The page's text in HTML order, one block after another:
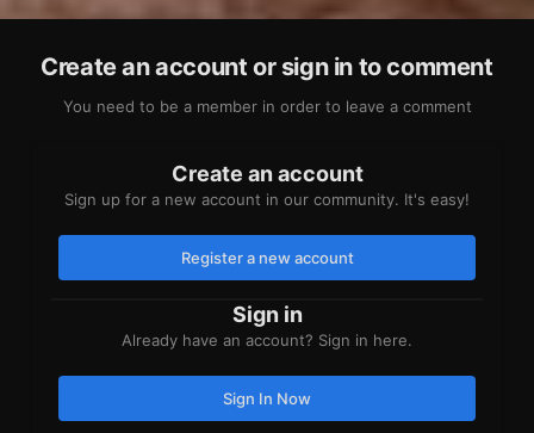
Create an account or sign in to comment
You need to be a member in order to leave a comment
Create an account
Sign up for a new account in our community. It's easy!
Register a new account
Sign in
Already have an account? Sign in here.
Sign In Now